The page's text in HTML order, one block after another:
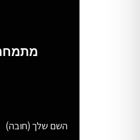
ממליצים
צלם
צלם
מתמחה
השם שלך (חובה)